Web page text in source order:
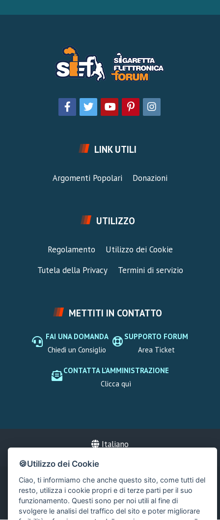
LINK UTILI
Argomenti Popolari Donazioni
UTILIZZO
Regolamento
Utilizzo dei Cookie
Tutela della Privacy
Termini di servizio
METTITI IN CONTATTO
FAI UNA DOMANDA
Chiedi un Consiglio
SUPPORTO FORUM
Area Ticket
CONTATTA L'AMMINISTRAZIONE
Clicca quì
Italiano
Community platform by XenForo® © 2010-2024 XenForo Ltd. |
Xenforo Add-ons © by ©XenTR | Xenforo Add-ons © by ©XenTR
|Add-ons by ThemeHouse
🍪Utilizzo dei Cookie
Ciao, ti informiamo che anche questo sito, come tutti del
resto, utilizza i cookie propri e di terze parti per il suo
funzionamento. Questi sono per noi utili al fine di
svolgere le analisi del traffico del sito e poter migliorare